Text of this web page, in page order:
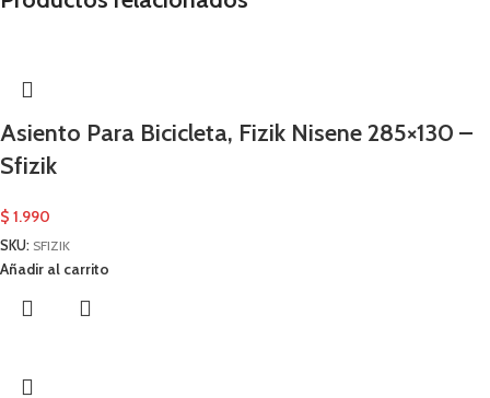
Asiento Para Bicicleta, Fizik Nisene 285×130 –
Sfizik
$ 1.990
SKU: SFIZIK
Añadir al carrito